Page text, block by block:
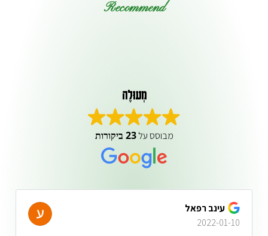
Recommend
מְעוּלֶה
מבוסס על23 ביקורות
עינב רפאל
2022-01-10